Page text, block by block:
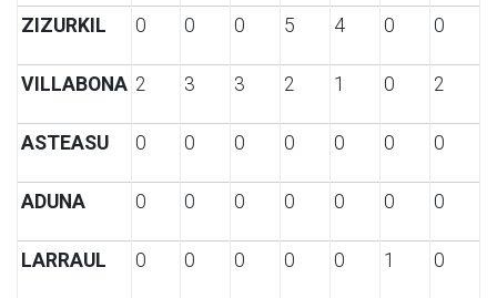
ZIZURKIL 0 0 0 5 4 0 0
VILLABONA 2 3 3 2 1 0 2
ASTEASU 0 0 0 0 0 0 0
ADUNA 0 0 0 0 0 0 0
LARRAUL 0 0 0 0 0 1 0